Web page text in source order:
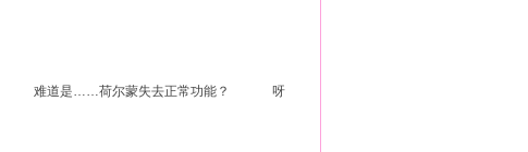
恋？ 难道是……荷尔蒙失去正常功能？ 呀